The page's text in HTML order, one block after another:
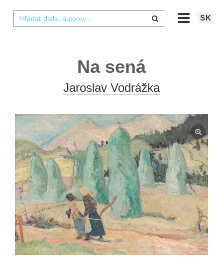
SK
Na sená
Jaroslav Vodrážka